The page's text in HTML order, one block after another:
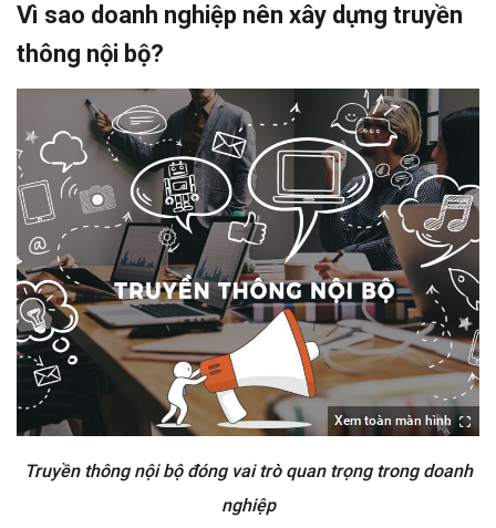
Vì sao doanh nghiệp nên xây dựng truyền
thông nội bộ?
Xem toàn màn hình
Truyền thông nội bộ đóng vai trò quan trọng trong doanh
nghiệp